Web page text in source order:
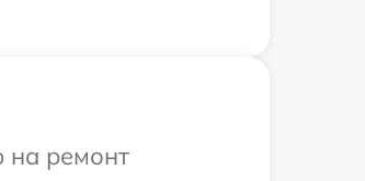
на ремонт